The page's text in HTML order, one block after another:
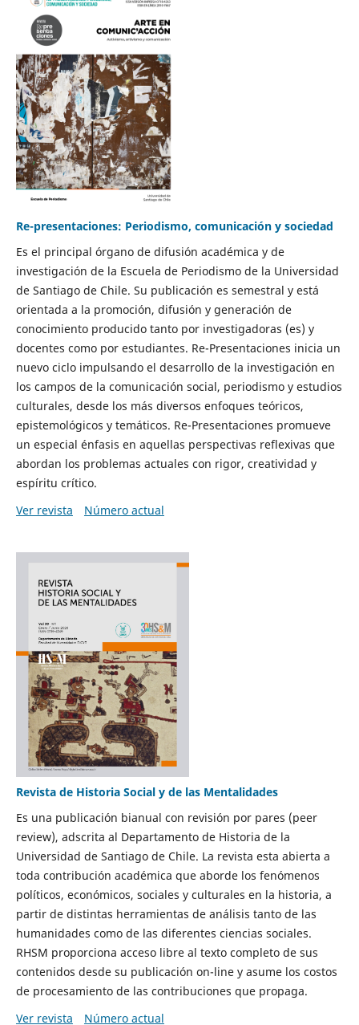
Re-presentaciones: Periodismo, comunicación y sociedad
Es el principal órgano de difusión académica y de
investigación de la Escuela de Periodismo de la Universidad
de Santiago de Chile. Su publicación es semestral y está
orientada a la promoción, difusión y generación de
conocimiento producido tanto por investigadoras (es) y
docentes como por estudiantes. Re-Presentaciones inicia un
nuevo ciclo impulsando el desarrollo de la investigación en
los campos de la comunicación social, periodismo y estudios
culturales, desde los más diversos enfoques teóricos,
epistemológicos y temáticos. Re-Presentaciones promueve
un especial énfasis en aquellas perspectivas reflexivas que
abordan los problemas actuales con rigor, creatividad y
espíritu crítico.
Ver revista
Número actual
Revista de Historia Social y de las Mentalidades
Es una publicación bianual con revisión por pares (peer
review), adscrita al Departamento de Historia de la
Universidad de Santiago de Chile. La revista esta abierta a
toda contribución académica que aborde los fenómenos
políticos, económicos, sociales y culturales en la historia, a
partir de distintas herramientas de análisis tanto de las
humanidades como de las diferentes ciencias sociales.
RHSM proporciona acceso libre al texto completo de sus
contenidos desde su publicación on-line y asume los costos
de procesamiento de las contribuciones que propaga.
Ver revista
Número actual